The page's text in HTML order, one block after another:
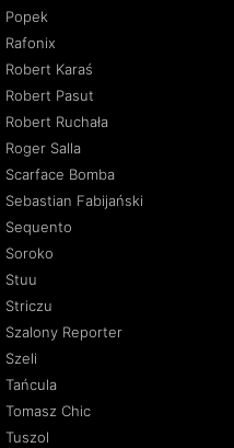
Popek
Rafonix
Robert Karaś
Robert Pasut
Robert Ruchała
Roger Salla
Scarface Bomba
Sebastian Fabijański
Sequento
Soroko
Stuu
Striczu
Szalony Reporter
Szeli
Tańcula
Tomasz Chic
Tuszol